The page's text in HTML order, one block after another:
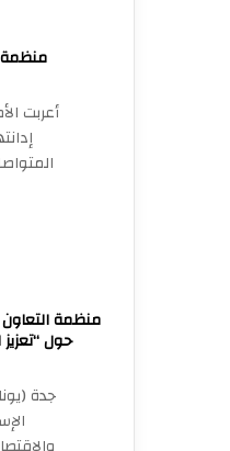
منظمة
أعربت
منظمة
حول
جدة